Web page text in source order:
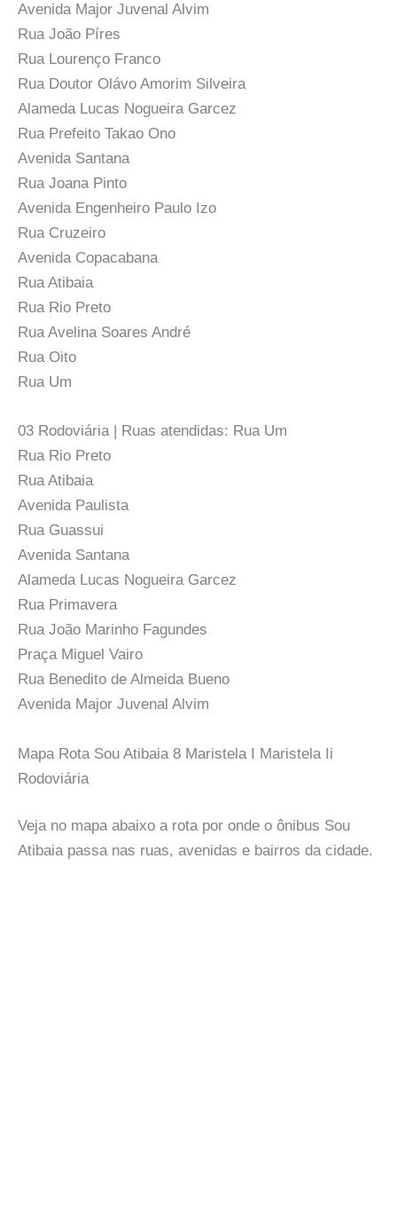
Avenida Major Juvenal Alvim
Rua João Píres
Rua Lourenço Franco
Rua Doutor Olávo Amorim Silveira
Alameda Lucas Nogueira Garcez
Rua Prefeito Takao Ono
Avenida Santana
Rua Joana Pinto
Avenida Engenheiro Paulo Izo
Rua Cruzeiro
Avenida Copacabana
Rua Atibaia
Rua Rio Preto
Rua Avelina Soares André
Rua Oito
Rua Um
03 Rodoviária | Ruas atendidas: Rua Um
Rua Rio Preto
Rua Atibaia
Avenida Paulista
Rua Guassui
Avenida Santana
Alameda Lucas Nogueira Garcez
Rua Primavera
Rua João Marinho Fagundes
Praça Miguel Vairo
Rua Benedito de Almeida Bueno
Avenida Major Juvenal Alvim
Mapa Rota Sou Atibaia 8 Maristela I Maristela Ii
Rodoviária
Veja no mapa abaixo a rota por onde o ônibus Sou
Atibaia passa nas ruas, avenidas e bairros da cidade.